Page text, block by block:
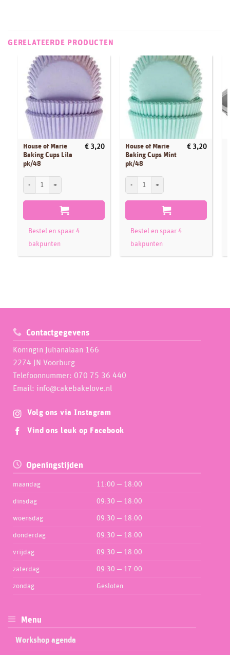
GERELATEERDE PRODUCTEN
House of Marie
Baking Cups Lila
pk/48
€ 3,20
House of Marie Baking Cups Lila pk/48 aantal
Bestel en spaar 4
bakpunten
House of Marie
Baking Cups Mint
pk/48
€ 3,20
House of Marie Baking Cups Mint pk/48
Bestel en spaar 4
bakpunten
Contactgegevens
Koningin Julianalaan 166
2274 JN Voorburg
Telefoonnummer: 070 75 36 440
Email: info@cakebakelove.nl
Volg ons via Instagram
Vind ons leuk op Facebook
Openingstijden
maandag 11:00 — 18:00
dinsdag 09:30 — 18:00
woensdag 09:30 — 18:00
donderdag 09:30 — 18:00
vrijdag 09:30 — 18:00
zaterdag 09:30 — 17:00
zondag Gesloten
Menu
Workshop agenda